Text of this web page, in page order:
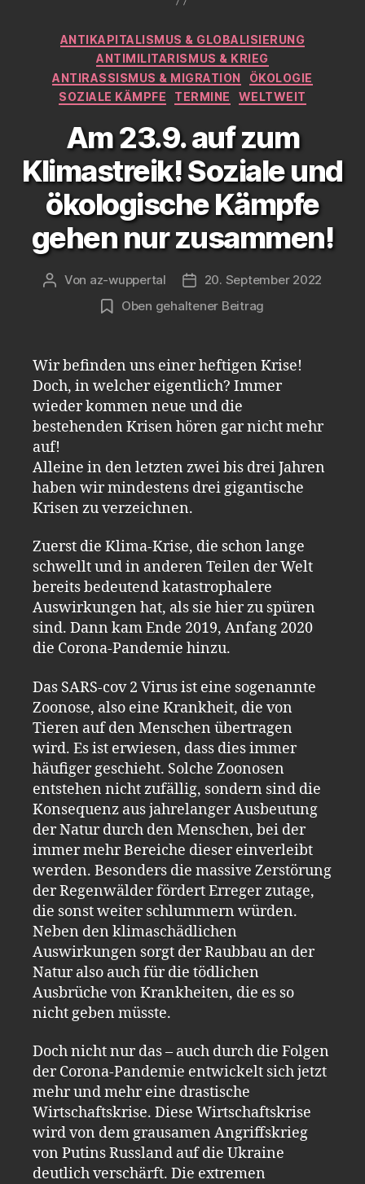
Kategorien
ANTIKAPITALISMUS & GLOBALISIERUNG
ANTIMILITARISMUS & KRIEG
ANTIRASSISMUS & MIGRATION
ÖKOLOGIE
SOZIALE KÄMPFE
TERMINE WELTWEIT
Am 23.9. auf zum
Klimastreik! Soziale und
ökologische Kämpfe
gehen nur zusammen!
Beitragsautor
Von az-wuppertal Veröffentlichungsdatum
20. September 2022
Oben gehaltener Beitrag
Wir befinden uns einer heftigen Krise!
Doch, in welcher eigentlich? Immer
wieder kommen neue und die
bestehenden Krisen hören gar nicht mehr
auf!
Alleine in den letzten zwei bis drei Jahren
haben wir mindestens drei gigantische
Krisen zu verzeichnen.
Zuerst die Klima-Krise, die schon lange
schwellt und in anderen Teilen der Welt
bereits bedeutend katastrophalere
Auswirkungen hat, als sie hier zu spüren
sind. Dann kam Ende 2019, Anfang 2020
die Corona-Pandemie hinzu.
Das SARS-cov 2 Virus ist eine sogenannte
Zoonose, also eine Krankheit, die von
Tieren auf den Menschen übertragen
wird. Es ist erwiesen, dass dies immer
häufiger geschieht. Solche Zoonosen
entstehen nicht zufällig, sondern sind die
Konsequenz aus jahrelanger Ausbeutung
der Natur durch den Menschen, bei der
immer mehr Bereiche dieser einverleibt
werden. Besonders die massive Zerstörung
der Regenwälder fördert Erreger zutage,
die sonst weiter schlummern würden.
Neben den klimaschädlichen
Auswirkungen sorgt der Raubbau an der
Natur also auch für die tödlichen
Ausbrüche von Krankheiten, die es so
nicht geben müsste.
Doch nicht nur das – auch durch die Folgen
der Corona-Pandemie entwickelt sich jetzt
mehr und mehr eine drastische
Wirtschaftskrise. Diese Wirtschaftskrise
wird von dem grausamen Angriffskrieg
von Putins Russland auf die Ukraine
deutlich verschärft. Die extremen